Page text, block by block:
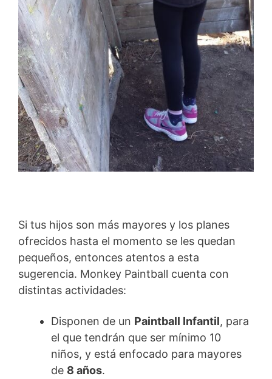
Si tus hijos son más mayores y los planes
ofrecidos hasta el momento se les quedan
pequeños, entonces atentos a esta
sugerencia. Monkey Paintball cuenta con
distintas actividades:
Disponen de un Paintball Infantil, para
el que tendrán que ser mínimo 10
niños, y está enfocado para mayores
de 8 años.